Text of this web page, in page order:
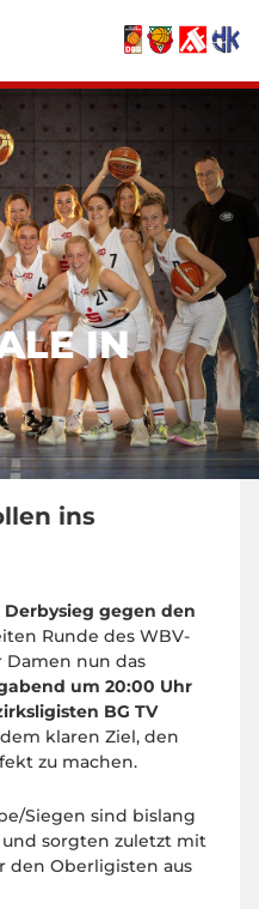
IN
ins
gegen den
Runde des WBV-
Damen nun das
um 20:00 Uhr
BG TV
klaren Ziel, den
zu machen.
Siegen sind bislang
sorgten zuletzt mit
den Oberligisten aus